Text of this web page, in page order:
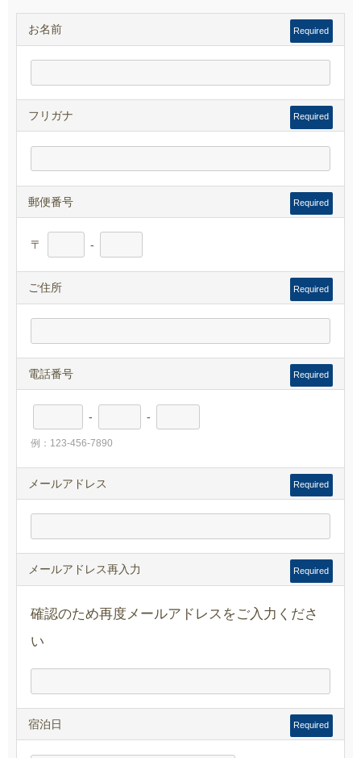
お名前 Required
フリガナ Required
郵便番号 Required
〒 -
ご住所 Required
電話番号 Required
- -
例：123-456-7890
メールアドレス Required
メールアドレス再入力 Required
確認のため再度メールアドレスをご入力くださ
い
宿泊日 Required